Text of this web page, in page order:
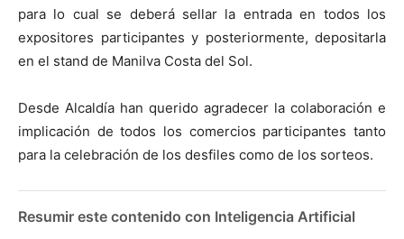
para lo cual se deberá sellar la entrada en todos los
expositores participantes y posteriormente, depositarla
en el stand de Manilva Costa del Sol.
Desde Alcaldía han querido agradecer la colaboración e
implicación de todos los comercios participantes tanto
para la celebración de los desfiles como de los sorteos.
Resumir este contenido con Inteligencia Artificial